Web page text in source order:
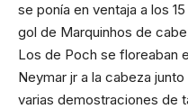
se ponía en ventaja a los
gol de Marquinhos de
Los de Poch se floreaban
Neymar jr a la cabeza
varias demostraciones de